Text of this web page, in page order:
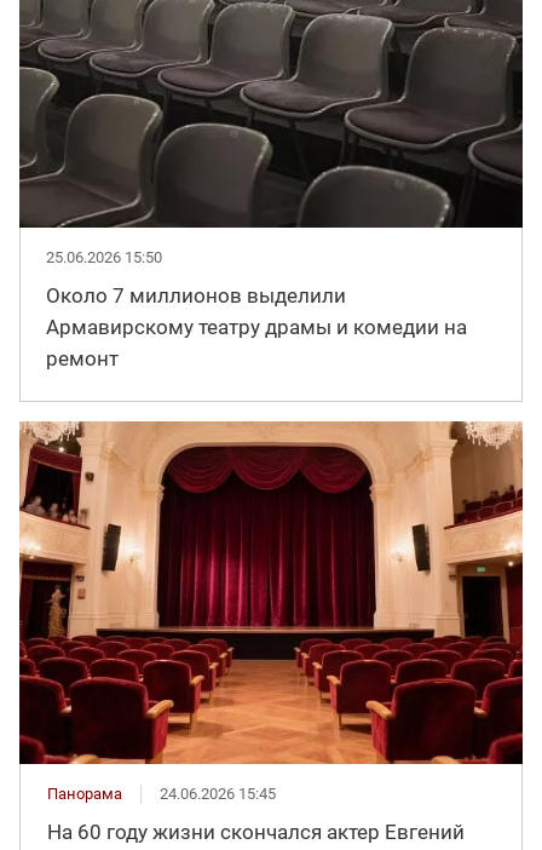
25.06.2026 15:50
Около 7 миллионов выделили
Армавирскому театру драмы и комедии на
ремонт
Панорама 24.06.2026 15:45
На 60 году жизни скончался актер Евгений